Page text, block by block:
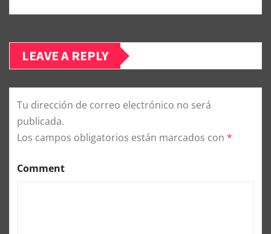
LEAVE A REPLY
Tu dirección de correo electrónico no será
publicada.
Los campos obligatorios están marcados con *
Comment